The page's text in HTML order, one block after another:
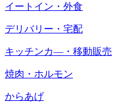
イートイン・外食
デリバリー・宅配
キッチンカ―・移動販売
焼肉・ホルモン
からあげ